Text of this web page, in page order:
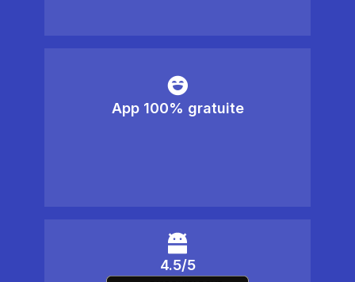
App 100% gratuite
4.5/5